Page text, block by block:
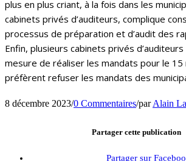
plus en plus criant, à la fois dans les
cabinets privés d’auditeurs, complique
processus de préparation et d’audit des
Enfin, plusieurs cabinets privés
mesure de réaliser les mandats pour le 15
préfèrent refuser les mandats des
8 décembre 2023/0 Commentaires/parAlain
Partager cette publication
Partager sur